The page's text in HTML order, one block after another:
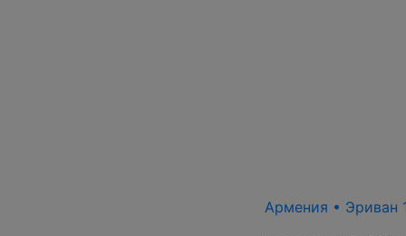
Армения • Эриван